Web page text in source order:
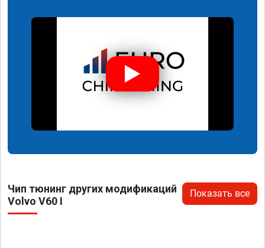
Чип тюнинг других модификаций
Volvo V60 I
Показать все